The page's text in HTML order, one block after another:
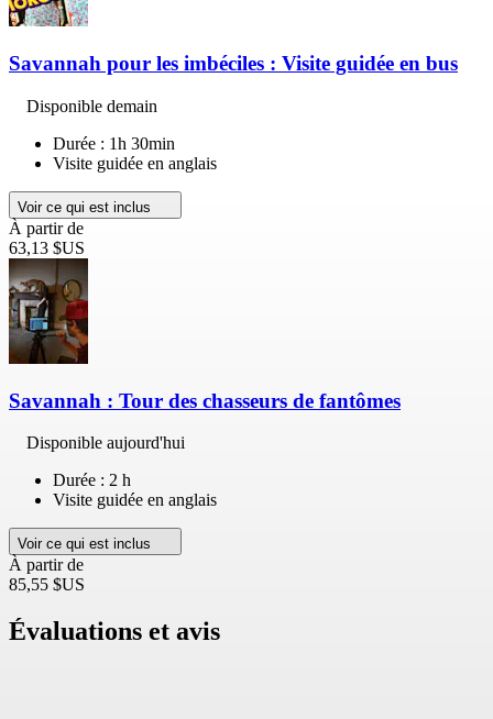
Savannah pour les imbéciles : Visite guidée en bus
Disponible demain
Durée : 1h 30min
Visite guidée en anglais
Voir ce qui est inclus
À partir de
63,13 $US
Savannah : Tour des chasseurs de fantômes
Disponible aujourd'hui
Durée : 2 h
Visite guidée en anglais
Voir ce qui est inclus
À partir de
85,55 $US
Évaluations et avis